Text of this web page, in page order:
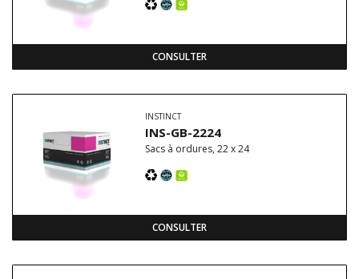
CONSULTER
INSTINCT
INS-GB-2224
Sacs à ordures, 22 x 24
CONSULTER